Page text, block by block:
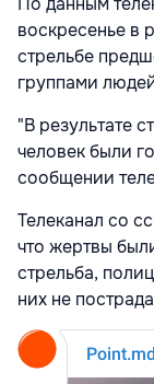
воскресенье в
стрельбе
группами
"В результате
человек были
сообщении
Телеканал со
что жертвы
стрельба,
них не